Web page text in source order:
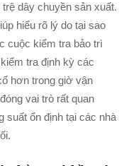
dây chuyền sản xuất.
hiểu rõ lý do tại sao
cuộc kiểm tra bảo trì
tra định kỳ các
hơn trong giờ vận
vai trò rất quan
suất ổn định tại các nhà